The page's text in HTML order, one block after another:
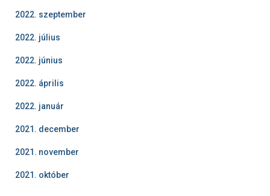
2022. szeptember
2022. július
2022. június
2022. április
2022. január
2021. december
2021. november
2021. október